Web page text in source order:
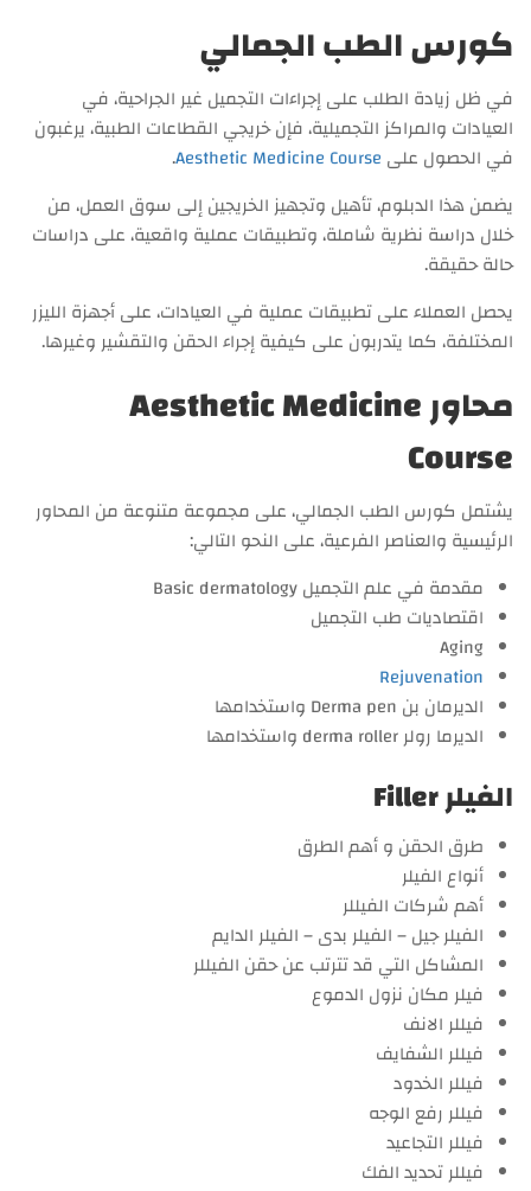
كورس الطب الجمالي
في ظل زيادة الطلب على إجراءات التجميل غير الجراحية، في
العيادات والمراكز التجميلية، فإن خريجي القطاعات الطبية، يرغبون
في الحصول على Aesthetic Medicine Course
.
يضمن هذا الدبلوم، تأهيل وتجهيز الخريجين إلى سوق العمل، من
خلال دراسة نظرية شاملة، وتطبيقات عملية واقعية، على دراسات
حالة حقيقة.
يحصل العملاء على تطبيقات عملية في العيادات، على أجهزة الليزر
المختلفة، كما يتدربون على كيفية إجراء الحقن والتقشير وغيرها.
محاور Aesthetic Medicine
Course
يشتمل كورس الطب الجمالي، على مجموعة متنوعة من المحاور
الرئيسية والعناصر الفرعية، على النحو التالي:
مقدمة في علم التجميل Basic dermatology
اقتصاديات طب التجميل
Aging
Rejuvenation
الديرمان بن Derma pen واستخدامها
الديرما رولر derma roller واستخدامها
الفيلر Filler
طرق الحقن و أهم الطرق
أنواع الفيلر
أهم شركات الفيللر
الفيلر جيل – الفيلر بدى – الفيلر الدايم
المشاكل التي قد تترتب عن حقن الفيللر
فيلر مكان نزول الدموع
فيللر الانف
فيللر الشفايف
فيللر الخدود
فيللر رفع الوجه
فيللر التجاعيد
فيللر تحديد الفك